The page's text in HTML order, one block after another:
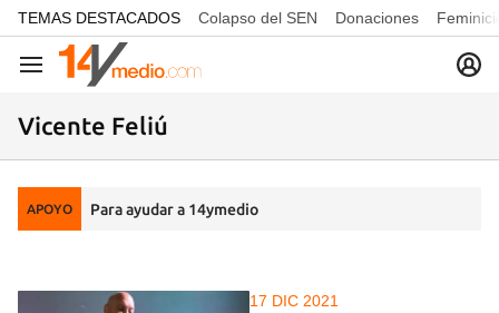
common.go-to-content
TEMAS DESTACADOS Colapso del SEN Donaciones
Navegación
Vicente Feliú
APOYO Para ayudar a 14ymedio
17 DIC 2021